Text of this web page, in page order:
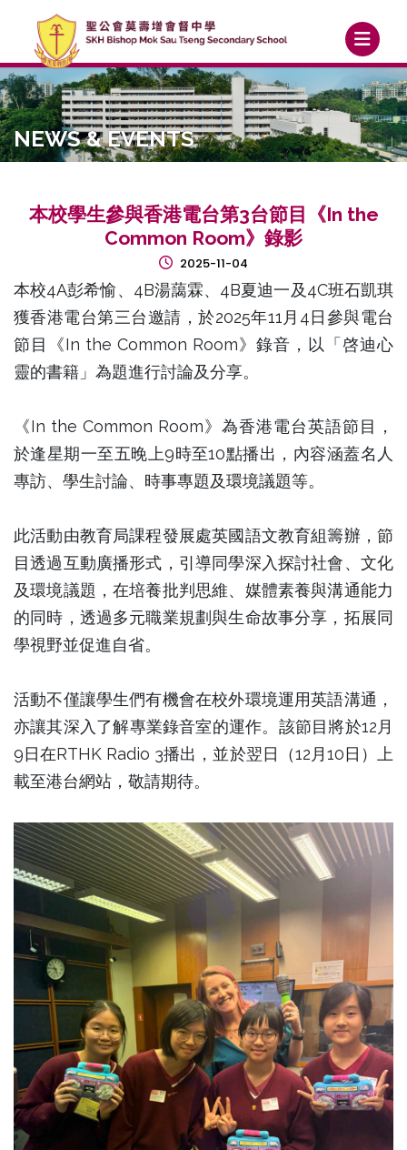
NEWS & EVENTS
本校學生參與香港電台第3台節目《In the
Common Room》錄影
2025-11-04
本校4A彭希愉、4B湯藹霖、4B夏迪一及4C班石凱琪
獲香港電台第三台邀請，於2025年11月4日參與電台
節目《In the Common Room》錄音，以「啓迪心
靈的書籍」為題進行討論及分享。
《In the Common Room》為香港電台英語節目，
於逢星期一至五晚上9時至10點播出，內容涵蓋名人
專訪、學生討論、時事專題及環境議題等。
此活動由教育局課程發展處英國語文教育組籌辦，節
目透過互動廣播形式，引導同學深入探討社會、文化
及環境議題，在培養批判思維、媒體素養與溝通能力
的同時，透過多元職業規劃與生命故事分享，拓展同
學視野並促進自省。
活動不僅讓學生們有機會在校外環境運用英語溝通，
亦讓其深入了解專業錄音室的運作。該節目將於12月
9日在RTHK Radio 3播出，並於翌日（12月10日）上
載至港台網站，敬請期待。